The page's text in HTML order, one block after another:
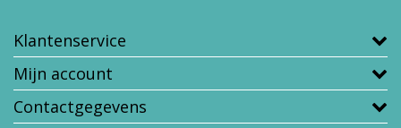
Klantenservice
Mijn account
Contactgegevens